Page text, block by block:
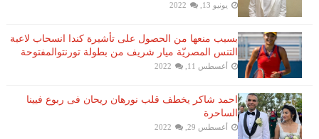
يونيو 13, 2022
بسبب منعها من الحصول على تأشيرة كندا انسحاب لاعبة ​
التنس​ المصريّة ​ميار شريف​ من بطولة ​تورنتو​المفتوحة
أغسطس 11, 2022
احمد شاكر يخطف قلب نورهان ريحان فى ربوع فيينا
الساحرة
أغسطس 29, 2022